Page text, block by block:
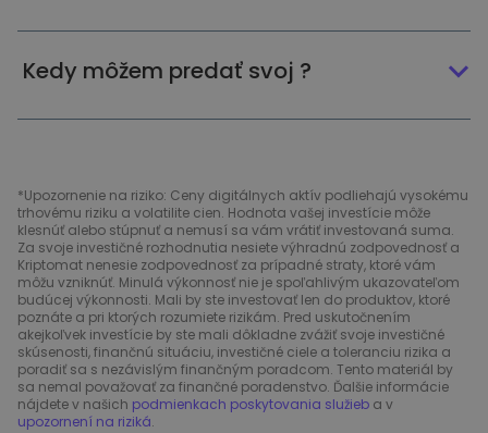
Kedy môžem predať svoj ?
*Upozornenie na riziko: Ceny digitálnych aktív podliehajú vysokému
trhovému riziku a volatilite cien. Hodnota vašej investície môže
klesnúť alebo stúpnuť a nemusí sa vám vrátiť investovaná suma.
Za svoje investičné rozhodnutia nesiete výhradnú zodpovednosť a
Kriptomat nenesie zodpovednosť za prípadné straty, ktoré vám
môžu vzniknúť. Minulá výkonnosť nie je spoľahlivým ukazovateľom
budúcej výkonnosti. Mali by ste investovať len do produktov, ktoré
poznáte a pri ktorých rozumiete rizikám. Pred uskutočnením
akejkoľvek investície by ste mali dôkladne zvážiť svoje investičné
skúsenosti, finančnú situáciu, investičné ciele a toleranciu rizika a
poradiť sa s nezávislým finančným poradcom. Tento materiál by
sa nemal považovať za finančné poradenstvo. Ďalšie informácie
nájdete v našich podmienkach poskytovania služieb a v
upozornení na riziká.